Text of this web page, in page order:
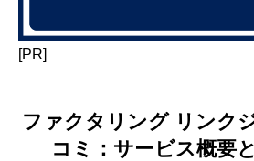
[PR]
ファクタリング リンク
コミ：サービス概要